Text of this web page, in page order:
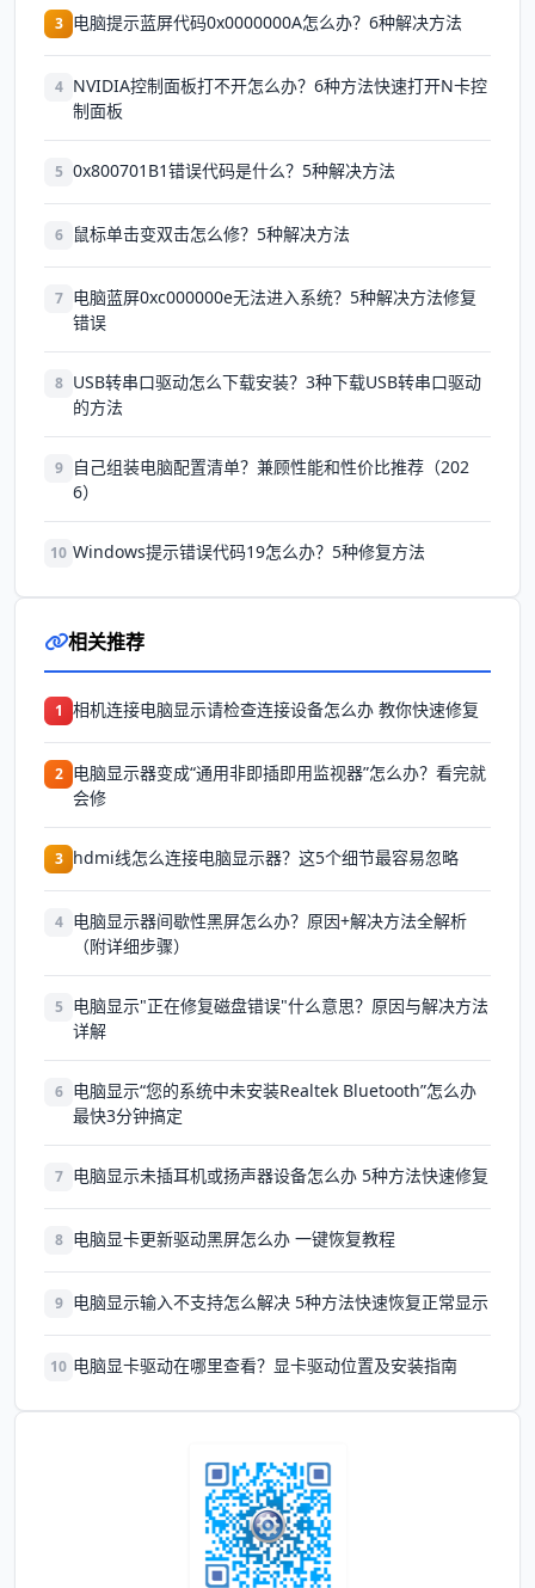
3 电脑提示蓝屏代码0x0000000A怎么办？6种解决方法
4 NVIDIA控制面板打不开怎么办？6种方法快速打开N卡控
制面板
5 0x800701B1错误代码是什么？5种解决方法
6 鼠标单击变双击怎么修？5种解决方法
7 电脑蓝屏0xc000000e无法进入系统？5种解决方法修复
错误
8 USB转串口驱动怎么下载安装？3种下载USB转串口驱动
的方法
9
自己组装电脑配置清单？兼顾性能和性价比推荐（202
6）
10 Windows提示错误代码19怎么办？5种修复方法
相关推荐
1 相机连接电脑显示请检查连接设备怎么办 教你快速修复
2 电脑显示器变成“通用非即插即用监视器”怎么办？看完就
会修
3 hdmi线怎么连接电脑显示器？这5个细节最容易忽略
4 电脑显示器间歇性黑屏怎么办？原因+解决方法全解析
（附详细步骤）
5 电脑显示"正在修复磁盘错误"什么意思？原因与解决方法
详解
6 电脑显示“您的系统中未安装Realtek Bluetooth”怎么办
最快3分钟搞定
7 电脑显示未插耳机或扬声器设备怎么办 5种方法快速修复
8 电脑显卡更新驱动黑屏怎么办 一键恢复教程
9 电脑显示输入不支持怎么解决 5种方法快速恢复正常显示
10 电脑显卡驱动在哪里查看？显卡驱动位置及安装指南